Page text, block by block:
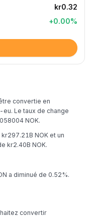
kr0.32
+0.00%
convertie en
Le taux de change
NOK.
NOK et un
kr2.40B NOK.
a diminué de 0.52%.
convertir